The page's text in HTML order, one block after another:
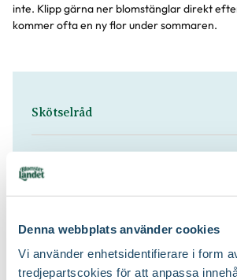
Denna webbplats använder cookies
Vi använder enhetsidentifierare i form
tredjepartscokies för att anpassa
inte. Klipp gärna ner blomstänglar direkt
kommer ofta en ny flor under sommaren.
Skötselråd
Näring:
näring